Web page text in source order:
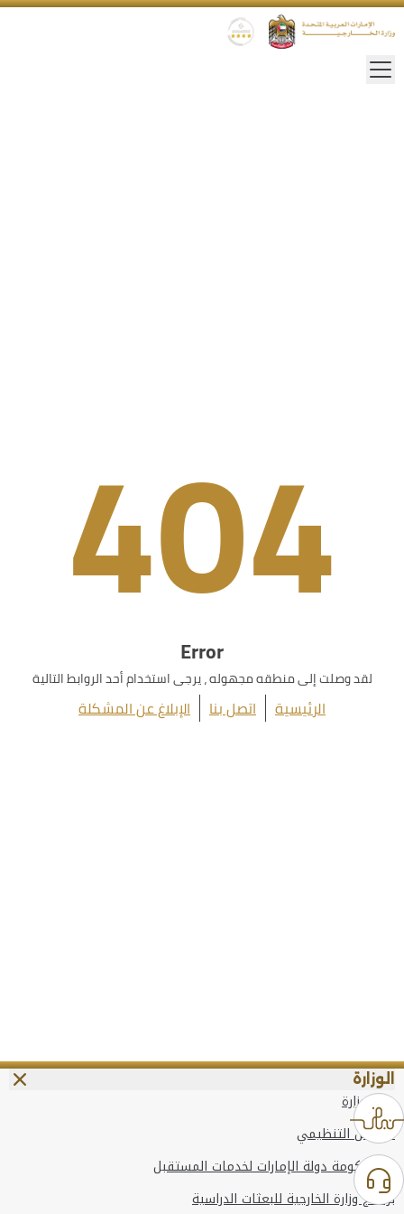
404
Error
لقد وصلت إلى منطقه مجهوله ، يرجى استخدام أحد الروابط التالية
الرئيسية اتصل بنا الإبلاغ عن المشكلة
الوزارة
عن الوزارة
الهيكل التنظيمي
وعد حكومة دولة الإمارات لخدمات المستقبل
برنامج وزارة الخارجية للبعثات الدراسية